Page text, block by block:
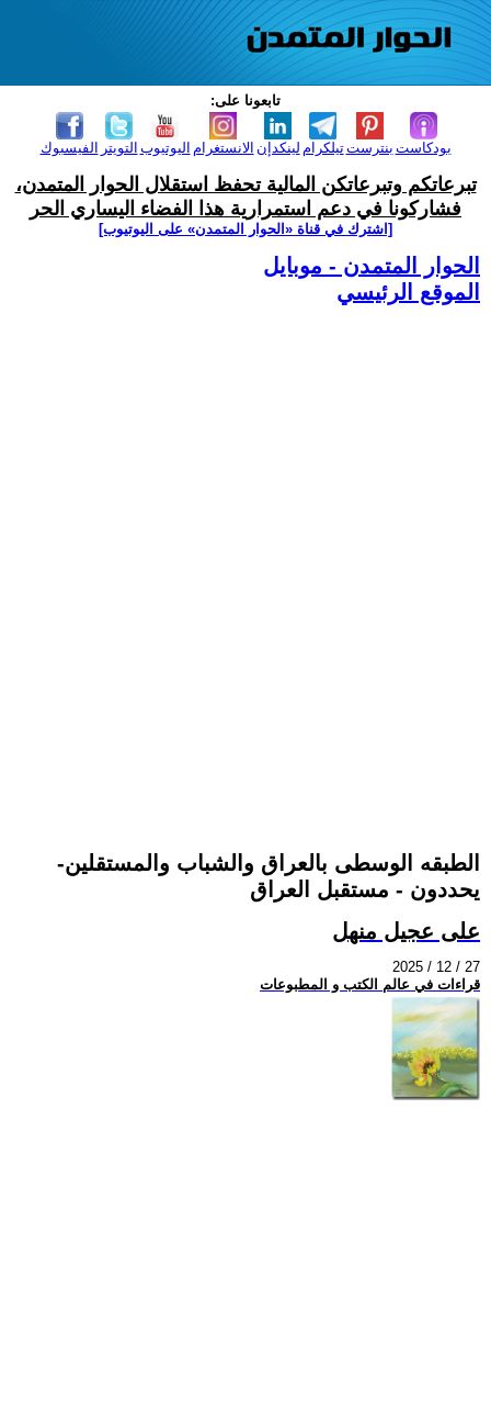
تابعونا على:
الفيسبوك التويتر اليوتيوب الانستغرام لينكدإن تيلكرامبنترست بودكاست
تبرعاتكم وتبرعاتكن المالية تحفظ استقلال الحوار المتمدن،
فشاركونا في دعم استمرارية هذا الفضاء اليساري الحر
[اشترك في قناة ‫«الحوار المتمدن» على اليوتيوب]
الحوار المتمدن - موبايل
الموقع الرئيسي
الطبقه الوسطى بالعراق والشباب والمستقلين-
يحددون - مستقبل العراق
على عجيل منهل
2025 / 12 / 27
قراءات في عالم الكتب و المطبوعات